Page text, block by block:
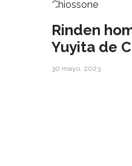
Rinden
Yuyita de
30 mayo, 2023